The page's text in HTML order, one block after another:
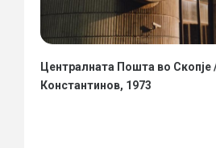
Централната Пошта во Скопје
Константинов, 1973